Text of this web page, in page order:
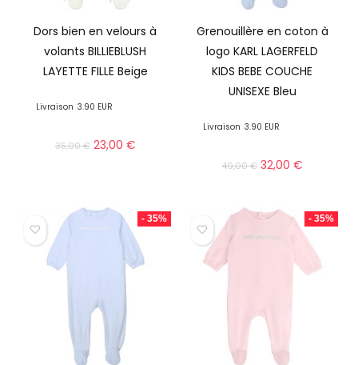
Dors bien en velours à
volants BILLIEBLUSH
LAYETTE FILLE Beige
Livraison 3.90 EUR
35,00€ 23,00 €
Grenouillère en coton à
logo KARL LAGERFELD
KIDS BEBE COUCHE
UNISEXE Bleu
Livraison 3.90 EUR
49,00€ 32,00€
- 35% - 35%